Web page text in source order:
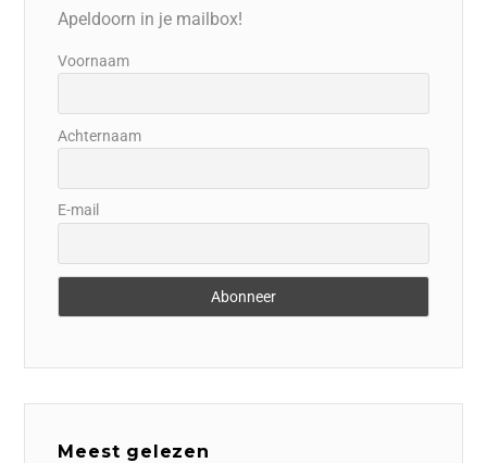
Apeldoorn in je mailbox!
Voornaam
Achternaam
E-mail
Meest gelezen